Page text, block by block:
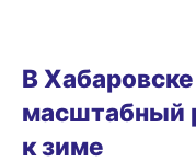
В
масштабный
к зиме